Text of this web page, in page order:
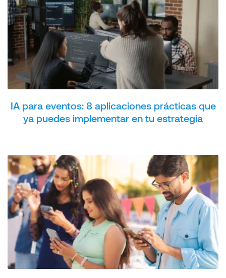
IA para eventos: 8 aplicaciones prácticas que
ya puedes implementar en tu estrategia